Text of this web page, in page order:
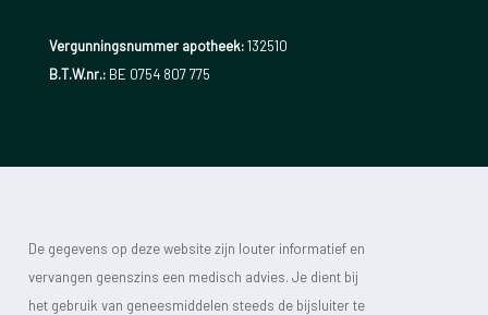
Vergunningsnummer apotheek:132510
B.T.W.nr.:BE 0754 807 775
De gegevens op deze website zijn louter informatief en
vervangen geenszins een medisch advies. Je dient bij
het gebruik van geneesmiddelen steeds de bijsluiter te